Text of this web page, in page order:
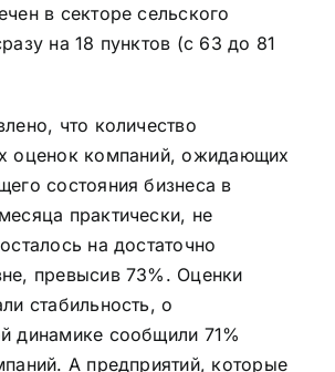
в секторе сельского
на 18 пунктов (с 63 до 81
что количество
оценок компаний, ожидающих
состояния бизнеса в
практически, не
на достаточно
превысив 73%. Оценки
стабильность, о
динамике сообщили 71%
А предприятий, которые